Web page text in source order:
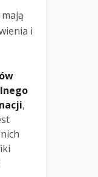
mają
i
,